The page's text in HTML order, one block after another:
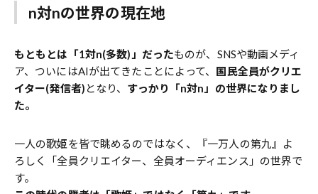
n対nの世界の現在地
もともとは「1対n(多数)」だったものが、SNSや動画メディ
ア、ついにはAIが出てきたことによって、
国民全員がクリエ
イター(発信者) となり、 すっかり「n対n」の世界になりまし
た。
一人の歌姫を皆で眺めるのではなく、『一万人の第九』よ
ろしく「全員クリエイター、全員オーディエンス」の世界で
す。